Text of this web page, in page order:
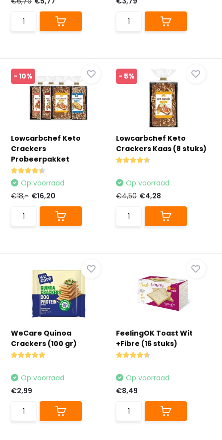
- 10%
Lowcarbchef Keto
Crackers
Probeerpakket
Op voorraad
€18,- €16,20
- 5%
Lowcarbchef Keto
Crackers Kaas (8 stuks)
Op voorraad
€4,50 €4,28
WeCare Quinoa
Crackers (100 gr)
Op voorraad
€2,99
FeelingOK Toast Wit
+Fibre (16 stuks)
Op voorraad
€8,49